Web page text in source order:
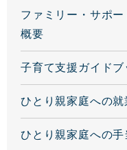
ファミリー・サポー
概要
子育て支援ガイド
ひとり親家庭への就
ひとり親家庭への手